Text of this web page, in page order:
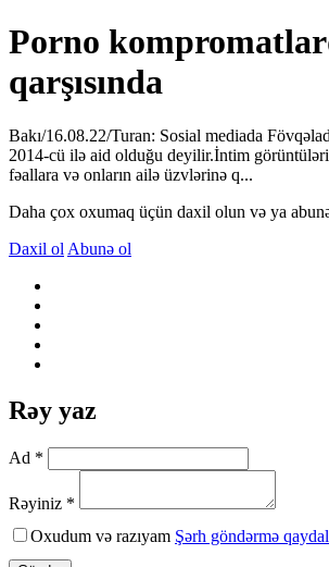
Porno
qarşısında
Bakı/16.08.22/Turan: Sosial mediada
2014-cü ilə aid olduğu deyilir.İntim
fəallara və onların ailə üzvlərinə q...
Daha çox oxumaq üçün daxil olun və ya
Daxil ol Abunə ol
Rəy yaz
Ad *
Rəyiniz *
Oxudum və razıyam Şərh göndərmə